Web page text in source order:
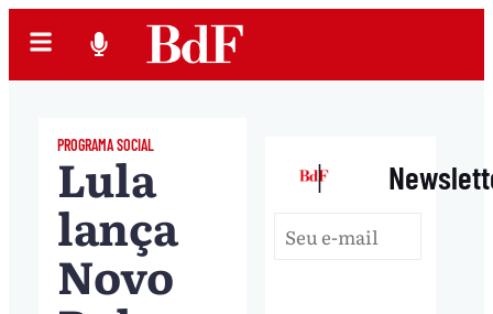
PROGRAMA SOCIAL
Lula
lança
Novo
|